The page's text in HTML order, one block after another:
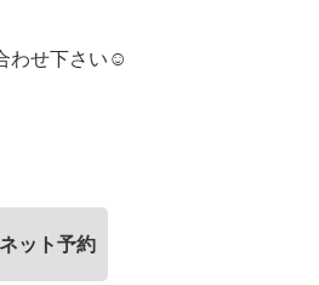
わせ下さい☺︎
ネット予約